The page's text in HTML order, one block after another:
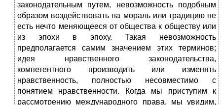
законодательным путем, невозможность подобным
образом воздействовать на мораль или традицию не
есть нечто меняющееся от общества к обществу или
из эпохи в эпоху. Такая невозможность
предполагается самим значением этих терминов;
идея нравственного законодательства,
компетентного производить или изменять
нравственность, полностью несовместимо с
понятием нравственности. Когда мы приступим к
рассмотрению международного права, мы увидим,